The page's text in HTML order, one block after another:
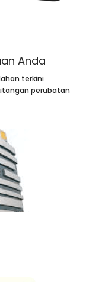
Anda
terkini
perubatan